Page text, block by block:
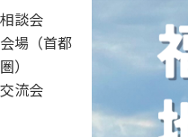
相談会
会場（首都
圏）
交流会